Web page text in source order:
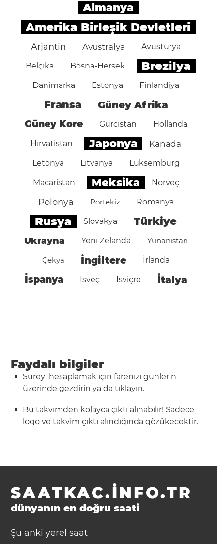
Almanya
Amerika Birleşik Devletleri
Arjantin Avustralya Avusturya
Belçika Bosna-Hersek Brezilya
Danimarka Estonya Finlandiya
Fransa Güney Afrika
Güney Kore Gürcistan Hollanda
Hırvatistan Japonya Kanada
Letonya Litvanya Lüksemburg
Macaristan Meksika Norveç
Polonya Portekiz Romanya
Rusya Slovakya Türkiye
Ukrayna Yeni Zelanda Yunanistan
Çekya İngiltere İrlanda
İspanya İsveç İsviçre İtalya
Faydalı bilgiler
Süreyi hesaplamak için farenizi günlerin
üzerinde gezdirin ya da tıklayın.
Bu takvimden kolayca çıktı alınabilir! Sadece
logo ve takvimçıktı alındığında gözükecektir.
SAATKAC.INFO.TR
dünyanın en doğru saati
Şu anki yerel saat